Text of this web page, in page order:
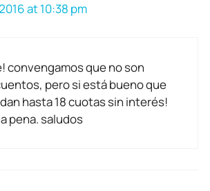
at 10:38 pm
convengamos que no son
pero si está bueno que
hasta 18 cuotas sin interés!
pena. saludos